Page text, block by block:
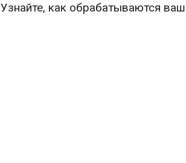
Узнайте, как обрабатываются